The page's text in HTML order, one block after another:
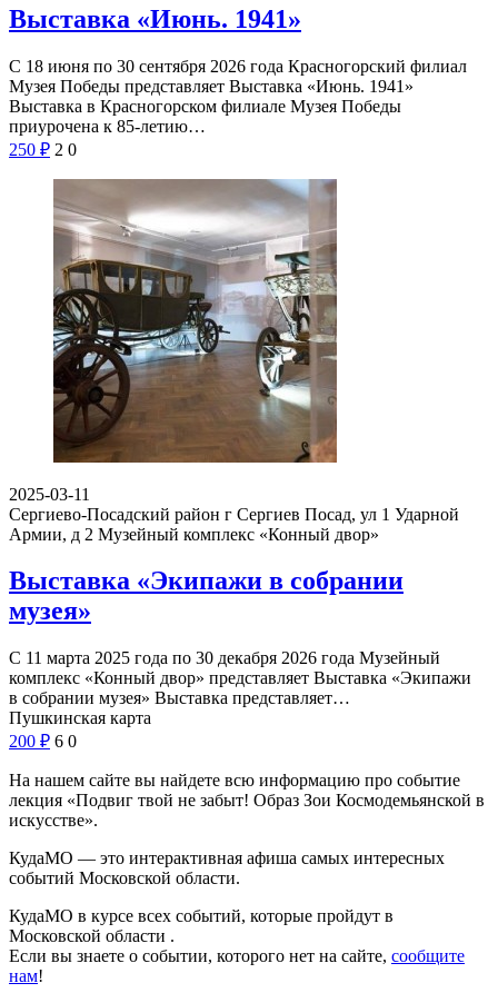
Выставка «Июнь. 1941»
С 18 июня по 30 сентября 2026 года Красногорский филиал
Музея Победы представляет Выставка «Июнь. 1941»
Выставка в Красногорском филиале Музея Победы
приурочена к 85-летию…
250 ₽ 2 0
2025-03-11
Сергиево-Посадский район г Сергиев Посад, ул 1 Ударной
Армии, д 2 Музейный комплекс «Конный двор»
Выставка «Экипажи в собрании
музея»
С 11 марта 2025 года по 30 декабря 2026 года Музейный
комплекс «Конный двор» представляет Выставка «Экипажи
в собрании музея» Выставка представляет…
Пушкинская карта
200 ₽ 6 0
На нашем сайте вы найдете всю информацию про событие
лекция «Подвиг твой не забыт! Образ Зои Космодемьянской в
искусстве».
КудаМО — это интерактивная афиша самых интересных
событий Московской области.
КудаМО в курсе всех событий, которые пройдут в
Московской области .
Если вы знаете о событии, которого нет на сайте, сообщите
нам!